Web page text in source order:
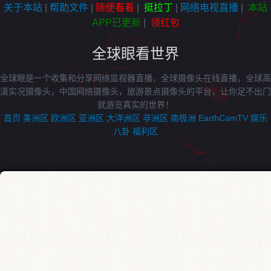
关于本站 帮助文件 随便看看 挺拉丁 网络电视直播
本站
APP已更新| 领红包
全球眼看世界
全球眼是一个收集和分享网络监视器直播，全球摄像头在线直播，全球高
清实况摄像头，中国网络摄像头，旅游景点摄像头的平台，让你足不出门
就游览真实的世界！
首页 美洲区 欧洲区 亚洲区 大洋洲区 非洲区 南极洲 EarthCamTV 娱乐
八卦 福利区